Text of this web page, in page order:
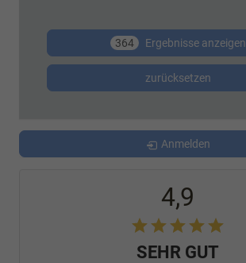
364 Ergebnisse anzeigen
zurücksetzen
Anmelden
4,9
SEHR GUT